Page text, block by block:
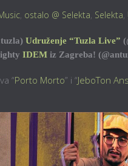
, ostalo @ Selekta, Selekta,
Udruženje “Tuzla Live”
IDEM iz Zagreba!
“Porto Morto” i “JeboTon